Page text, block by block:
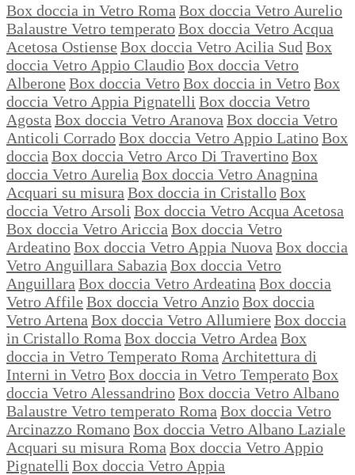
Box doccia in Vetro Roma Box doccia Vetro Aurelio
Balaustre Vetro temperatoBox doccia Vetro Acqua
Acetosa Ostiense Box doccia Vetro Acilia Sud Box
doccia Vetro Appio ClaudioBox doccia Vetro
Alberone Box doccia VetroBox doccia in VetroBox
doccia Vetro Appia Pignatelli Box doccia Vetro
Agosta Box doccia Vetro Aranova Box doccia Vetro
Anticoli CorradoBox doccia Vetro Appio LatinoBox
doccia Box doccia Vetro Arco Di TravertinoBox
doccia Vetro Aurelia Box doccia Vetro Anagnina
Acquari su misura Box doccia in CristalloBox
doccia Vetro Arsoli Box doccia Vetro Acqua Acetosa
Box doccia Vetro Ariccia Box doccia Vetro
ArdeatinoBox doccia Vetro Appia Nuova Box doccia
Vetro Anguillara Sabazia Box doccia Vetro
Anguillara Box doccia Vetro Ardeatina Box doccia
Vetro Affile Box doccia Vetro AnzioBox doccia
Vetro Artena Box doccia Vetro Allumiere Box doccia
in Cristallo Roma Box doccia Vetro Ardea Box
doccia in Vetro Temperato Roma Architettura di
Interni in VetroBox doccia in Vetro TemperatoBox
doccia Vetro AlessandrinoBox doccia Vetro Albano
Balaustre Vetro temperato Roma Box doccia Vetro
Arcinazzo RomanoBox doccia Vetro Albano Laziale
Acquari su misura Roma Box doccia Vetro Appio
Pignatelli Box doccia Vetro Appia